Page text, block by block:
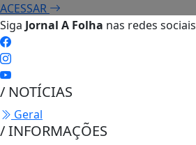
ACESSAR
Siga Jornal A Folha nas redes sociais
/ NOTÍCIAS
Geral
/ INFORMAÇÕES